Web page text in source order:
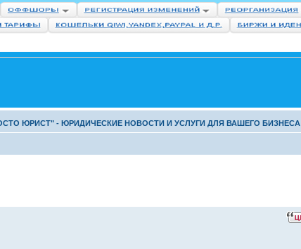
ЮРИСТ" - ЮРИДИЧЕСКИЕ НОВОСТИ И УСЛУГИ ДЛЯ ВАШЕГО БИЗНЕСА